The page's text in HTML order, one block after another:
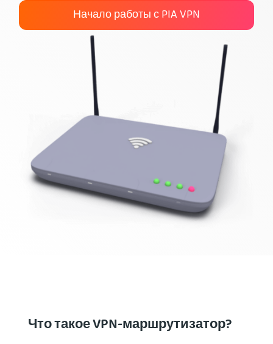
Начало работы с PIA VPN
Что такое VPN-маршрутизатор?